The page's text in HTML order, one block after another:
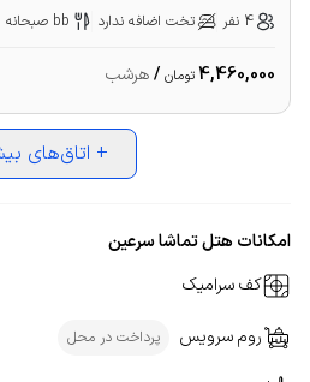
4 نفر
تخت اضافه ندارد bb صبحانه
4,460,000تومان /هرشب
+ اتاق‌های
امکانات هتل تماشا سرعین
کف سرامیک
روم سرویس پرداخت در محل